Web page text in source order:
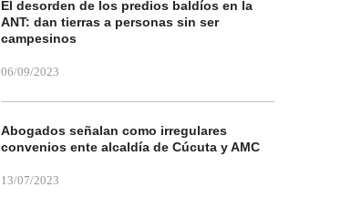
El desorden de los predios baldíos en la
ANT: dan tierras a personas sin ser
campesinos
06/09/2023
Abogados señalan como irregulares
convenios ente alcaldía de Cúcuta y AMC
13/07/2023